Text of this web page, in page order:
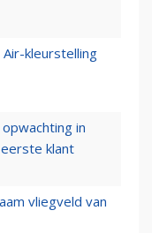
kleurstelling
in
klant
vliegveld van